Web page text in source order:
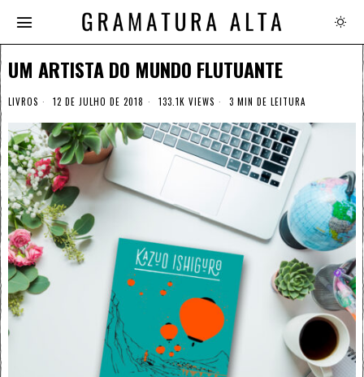
UM ARTISTA DO MUNDO FLUTUANTE
LIVROS 12 DE JULHO DE 2018 133.1K VIEWS 3 MIN DE LEITURA